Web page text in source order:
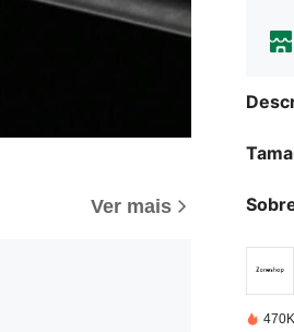
Ver mais